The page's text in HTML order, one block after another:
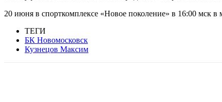
20 июня в спорткомплексе «Новое поколение» в 16:00 мск
ТЕГИ
БК Новомосковск
Кузнецов Максим